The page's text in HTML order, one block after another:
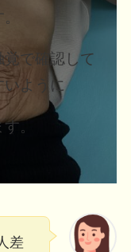
覚で確認して
ように
。
差